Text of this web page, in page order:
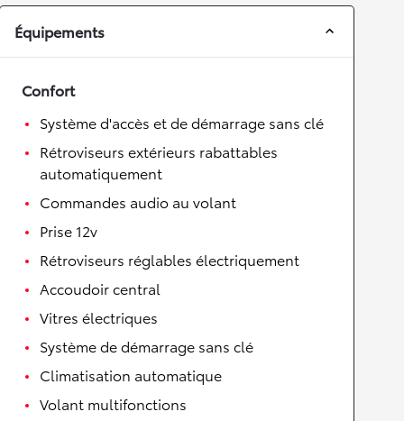
Équipements
Confort
Système d'accès et de démarrage sans clé
Rétroviseurs extérieurs rabattables
automatiquement
Commandes audio au volant
Prise 12v
Rétroviseurs réglables électriquement
Accoudoir central
Vitres électriques
Système de démarrage sans clé
Climatisation automatique
Volant multifonctions